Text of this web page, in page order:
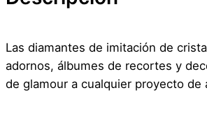
Las diamantes de imitación de
adornos, álbumes de recortes y
de glamour a cualquier proyecto de